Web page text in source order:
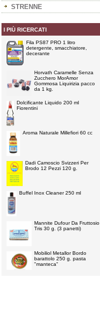
STRENNE
I PIÙ RICERCATI
Fila PS87 PRO 1 litro
detergente, smacchiatore,
decerante
Horvath Caramelle Senza
Zucchero MorAmor
Gommosa Liquirizia pacco
da 1 kg.
Dolcificante Liquido 200 ml
Fiorentini
Aroma Naturale Millefiori 60 cc
Dadi Camoscio Svizzeri Per
Brodo 12 Pezzi 120 g.
Buffel Inox Cleaner 250 ml
Mannite Dufour Da Fruttosio
Tris 30 g. (3 panetti)
Mobiliol Metallor Bordo
barattolo 250 g. pasta
"manteca"